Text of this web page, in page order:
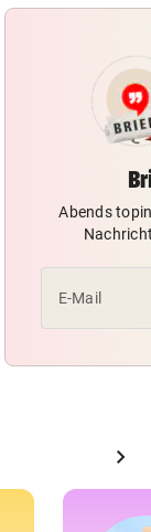
Abends
E-Mail
chevron_right